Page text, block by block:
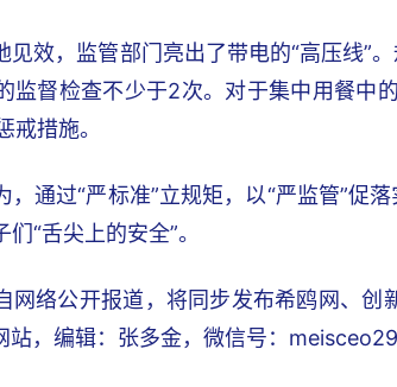
见效，监管部门亮出了带电的“高压线”
监督检查不少于2次。对于集中用餐中
戒措施。
，通过“严标准”立规矩，以“严监管”促
“舌尖上的安全”。
网络公开报道，将同步发布希鸥网、
站，编辑：张多金，微信号：